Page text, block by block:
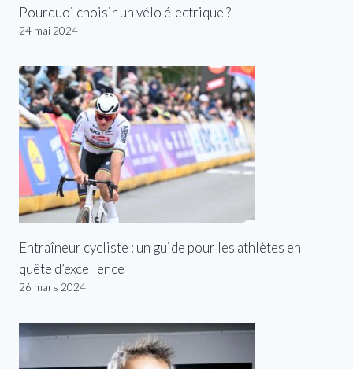
Pourquoi choisir un vélo électrique ?
24 mai 2024
Entraîneur cycliste : un guide pour les athlètes en
quête d’excellence
26 mars 2024